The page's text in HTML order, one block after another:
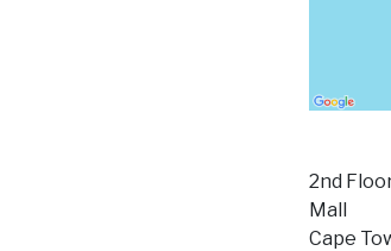
2nd
Mall
Cape